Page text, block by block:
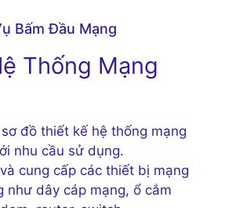
Bấm Đầu Mạng
Thống Mạng
đồ thiết kế hệ thống mạng
nhu cầu sử dụng.
cung cấp các thiết bị mạng
như dây cáp mạng, ổ cắm